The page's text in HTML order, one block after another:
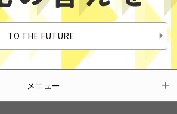
TO THE FUTURE
メニュー